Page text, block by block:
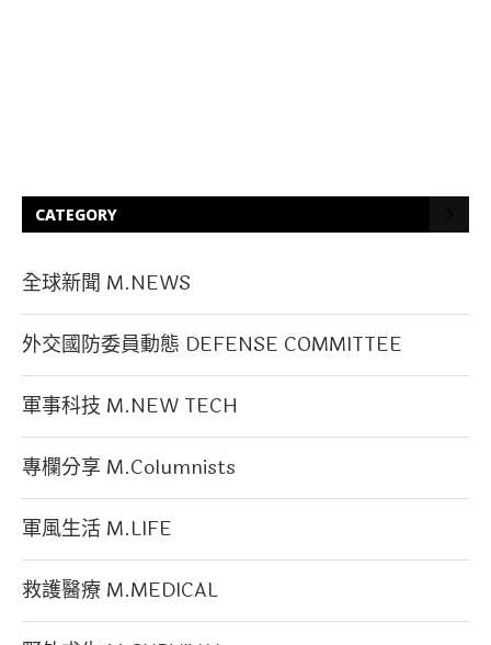
CATEGORY
全球新聞 M.NEWS
外交國防委員動態 DEFENSE COMMITTEE
軍事科技 M.NEW TECH
專欄分享 M.Columnists
軍風生活 M.LIFE
救護醫療 M.MEDICAL